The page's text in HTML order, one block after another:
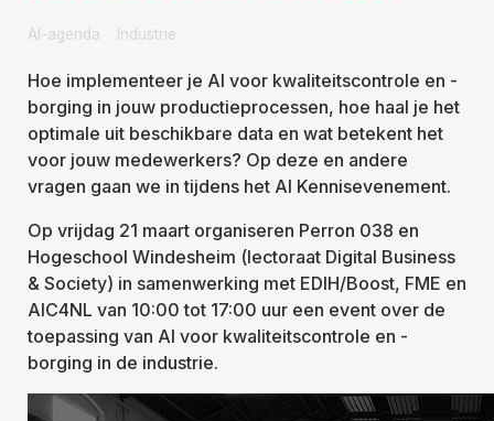
AI-agenda Industrie
Hoe implementeer je AI voor kwaliteitscontrole en -
borging in jouw productieprocessen, hoe haal je het
optimale uit beschikbare data en wat betekent het
voor jouw medewerkers? Op deze en andere
vragen gaan we in tijdens het AI Kennisevenement.
Op vrijdag 21 maart organiseren Perron 038 en
Hogeschool Windesheim (lectoraat Digital Business
& Society) in samenwerking met EDIH/Boost, FME en
AIC4NL van 10:00 tot 17:00 uur een event over de
toepassing van AI voor kwaliteitscontrole en -
borging in de industrie.